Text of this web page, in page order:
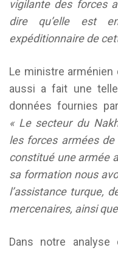
vigilante des forces
dire qu’elle est
expéditionnaire de
Le ministre arménien
aussi a fait une
données fournies
« Le secteur du
les forces armées de
constitué une armée
sa formation nous
l’assistance turque,
mercenaires, ainsi
Dans notre